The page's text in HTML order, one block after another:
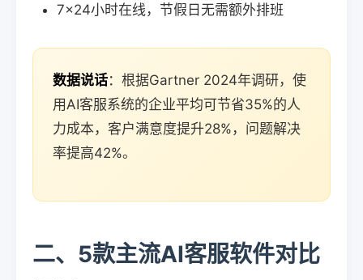
7×24小时在线，节假日无需额外排班
数据说话：根据Gartner 2024年调研，使
用AI客服系统的企业平均可节省35%的人
力成本，客户满意度提升28%，问题解决
率提高42%。
二、5款主流AI客服软件对比